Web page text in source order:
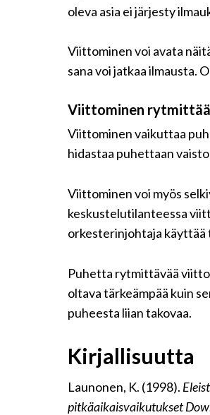
oleva asia ei järjesty
Viittominen voi avata
sana voi jatkaa ilmausta.
Viittominen
Viittominen vaikuttaa
hidastaa puhettaan
Viittominen voi myös
keskustelutilanteessa
orkesterinjohtaja käyttää
Puhetta rytmittävää
oltava tärkeämpää kuin
puheesta liian takovaa.
Kirjallisuutta
Launonen, K. (1998).
pitkäaikaisvaikutukset